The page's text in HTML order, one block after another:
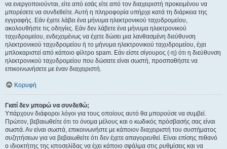
να ενεργοποιούνται, είτε από εσάς είτε από τον διαχειριστή προκειμένου να
μπορέσετε να συνδεθείτε. Αυτή η πληροφορία υπήρχε κατά τη διάρκεια της
εγγραφής. Εάν έχετε λάβει ένα μήνυμα ηλεκτρονικού ταχυδρομείου,
ακολουθήστε τις οδηγίες. Εάν δεν λάβετε ένα μήνυμα ηλεκτρονικού
ταχυδρομείου, ενδεχομένως να έχετε δώσει μια λανθασμένη διεύθυνση
ηλεκτρονικού ταχυδρομείου ή το μήνυμα ηλεκτρονικού ταχυδρομείου, έχει
μπλοκαριστεί από κάποιο φίλτρο spam. Εάν είστε σίγουρος (-η) ότι η διεύθυνση
ηλεκτρονικού ταχυδρομείου που δώσατε είναι σωστή, προσπαθήστε να
επικοινωνήσετε με έναν διαχειριστή.
Κορυφή
Γιατί δεν μπορώ να συνδεθώ;
Υπάρχουν διάφοροι λόγοι για τους οποίους αυτό θα μπορούσε να συμβεί.
Πρώτον, βεβαιωθείτε ότι το όνομα μέλους και ο κωδικός πρόσβασής σας είναι
σωστά. Αν είναι σωστά, επικοινωνήστε με κάποιον διαχειριστή του συστήματος
συζητήσεων για να βεβαιωθείτε ότι δεν έχετε απαγορευθεί. Είναι επίσης πιθανό
ο ιδιοκτήτης της ιστοσελίδας να έχει κάποιο σφάλμα στις ρυθμίσεις και να